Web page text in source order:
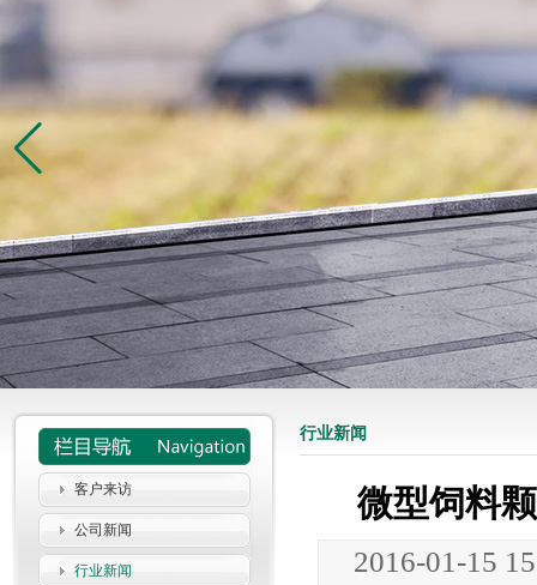
客户来访
公司新闻
行业新闻
行业新闻
微型饲料
2016-01-15